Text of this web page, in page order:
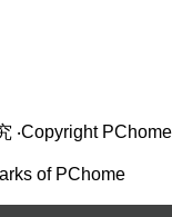
‧Copyright PChome
of PChome